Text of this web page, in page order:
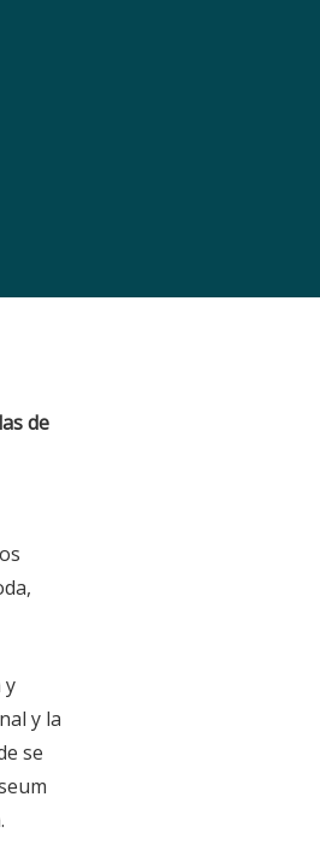
de
y
y la
se